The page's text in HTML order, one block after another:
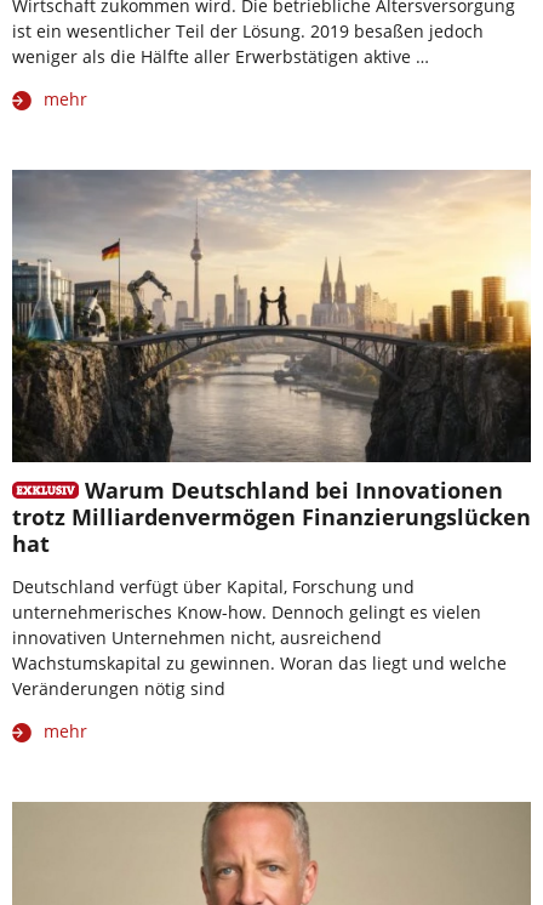
Wirtschaft zukommen wird. Die betriebliche Altersversorgung
ist ein wesentlicher Teil der Lösung. 2019 besaßen jedoch
weniger als die Hälfte aller Erwerbstätigen aktive …
mehr
Warum Deutschland bei Innovationen
trotz Milliardenvermögen Finanzierungslücken
hat
Deutschland verfügt über Kapital, Forschung und
unternehmerisches Know-how. Dennoch gelingt es vielen
innovativen Unternehmen nicht, ausreichend
Wachstumskapital zu gewinnen. Woran das liegt und welche
Veränderungen nötig sind
mehr